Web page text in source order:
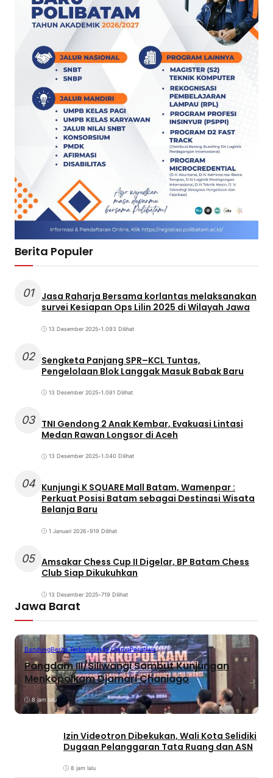
Berita Populer
01
Jasa Raharja Bersama korlantas melaksanakan
survei Kesiapan Ops Lilin 2025 di Wilayah Jawa
13 Desember 2025•1.093 Dilihat
02 Sengketa Panjang SPR–KCL Tuntas,
Pengelolaan Blok Langgak Masuk Babak Baru
13 Desember 2025•1.081 Dilihat
03 TNI Gendong 2 Anak Kembar, Evakuasi Lintasi
Medan Rawan Longsor di Aceh
13 Desember 2025•1.040 Dilihat
04 Kunjungi K SQUARE Mall Batam, Wamenpar :
Perkuat Posisi Batam sebagai Destinasi Wisata
Belanja Baru
1 Januari 2026•919 Dilihat
05 Amsakar Chess Cup II Digelar, BP Batam Chess
Club Siap Dikukuhkan
13 Desember 2025•719 Dilihat
Jawa Barat
BandungBerita TerbaruBerita UtamaPeristiwa
Pangdam III/Siliwangi Sambut Kunjungan
Menkopolkam Djamari Chaniago
8 jam lalu
Izin Videotron Dibekukan, Wali Kota Selidiki
Dugaan Pelanggaran Tata Ruang dan ASN
8 jam lalu